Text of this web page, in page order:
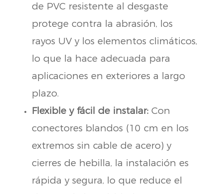
de PVC resistente al desgaste
protege contra la abrasión, los
rayos UV y los elementos climáticos,
lo que la hace adecuada para
aplicaciones en exteriores a largo
plazo.
Flexible y fácil de instalar:Con
conectores blandos (10 cm en los
extremos sin cable de acero) y
cierres de hebilla, la instalación es
rápida y segura, lo que reduce el